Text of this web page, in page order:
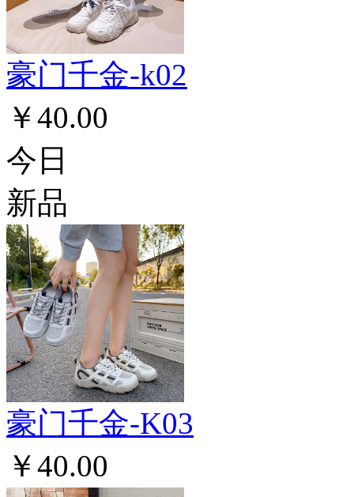
豪门千金-k02
￥40.00
今日
新品
豪门千金-K03
￥40.00